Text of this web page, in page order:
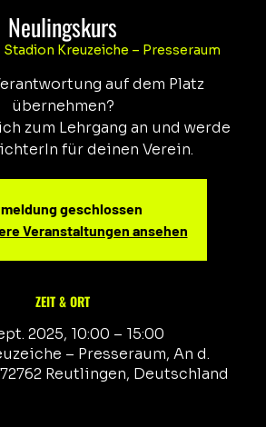
Neulingskurs
Stadion Kreuzeiche – Presseraum
auf dem Platz
übernehmen?
zum Lehrgang an und werde
für deinen Verein.
geschlossen
Veranstaltungen ansehen
ZEIT & ORT
2025, 10:00 – 15:00
– Presseraum, An d.
Reutlingen, Deutschland